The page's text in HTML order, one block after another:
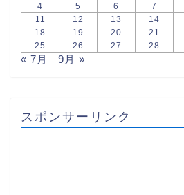
4
5 6 7
11
12 13 14
18
19 20 21
25
26 27 28
« 7月 9月 »
スポンサーリンク